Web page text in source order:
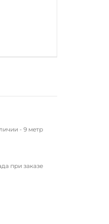
- 9 метр
при заказе